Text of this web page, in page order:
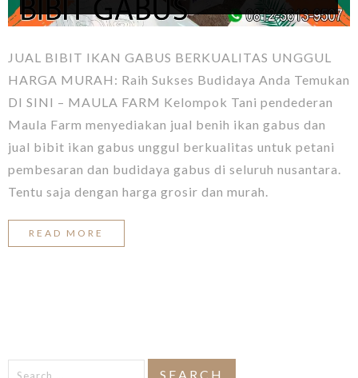
JUAL BIBIT IKAN GABUS BERKUALITAS UNGGUL
HARGA MURAH: Raih Sukses Budidaya Anda Temukan
DI SINI – MAULA FARM Kelompok Tani pendederan
Maula Farm menyediakan jual benih ikan gabus dan
jual bibit ikan gabus unggul berkualitas untuk petani
pembesaran dan budidaya gabus di seluruh nusantara.
Tentu saja dengan harga grosir dan murah.
READ MORE
Search